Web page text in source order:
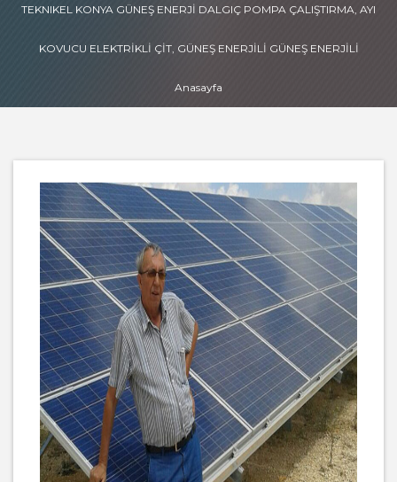
TEKNIKEL KONYA GÜNEŞ ENERJI DALGIÇ POMPA ÇALIŞTIRMA, AYI
KOVUCU ELEKTRIKLI ÇIT, GÜNEŞ ENERJILI GÜNEŞ ENERJILI
Anasayfa